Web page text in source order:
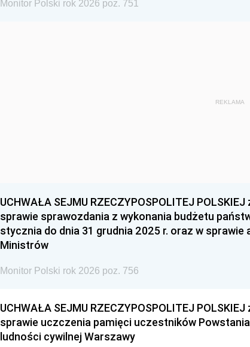
Monitor Polski rok 2026 poz. 751
REKLAMA
UCHWAŁA SEJMU RZECZYPOSPOLITEJ
sprawie sprawozdania z wykonania budżetu
stycznia do dnia 31 grudnia 2025 r. oraz w sprawie
Ministrów
Monitor Polski rok 2026 poz. 756
UCHWAŁA SEJMU RZECZYPOSPOLITEJ
sprawie uczczenia pamięci uczestników
ludności cywilnej Warszawy